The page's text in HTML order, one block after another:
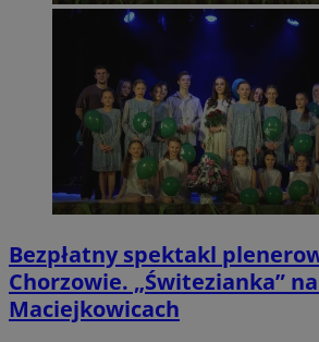
Bezpłatny spektakl
Chorzowie. „Świtezianka”
Maciejkowicach